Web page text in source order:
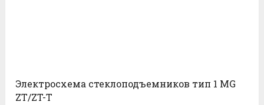
Электросхема стеклоподъемников тип 1 MG
ZT/ZT-T